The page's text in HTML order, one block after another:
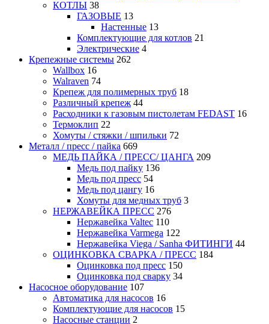
КОТЛЫ 38
ГАЗОВЫЕ 13
Настенные 13
Комплектующие для котлов 21
Электрические 4
Крепежные системы 262
Wallbox 16
Walraven 74
Крепеж для полимерных труб 18
Различный крепеж 44
Расходники к газовым пистолетам FEDAST 16
Термоклип 22
Хомуты / стяжки / шпильки 72
Металл / пресс / пайка 669
МЕДЬ ПАЙКА / ПРЕСС/ ЦАНГА 209
Медь под пайку 136
Медь под пресс 54
Медь под цангу 16
Хомуты для медных труб 3
НЕРЖАВЕЙКА ПРЕСС 276
Нержавейка Valtec 110
Нержавейка Varmega 122
Нержавейка Viega / Sanha ФИТИНГИ 44
ОЦИНКОВКА СВАРКА / ПРЕСС 184
Оцинковка под пресс 150
Оцинковка под сварку 34
Насосное оборудование 107
Автоматика для насосов 16
Комплектующие для насосов 15
Насосные станции 2